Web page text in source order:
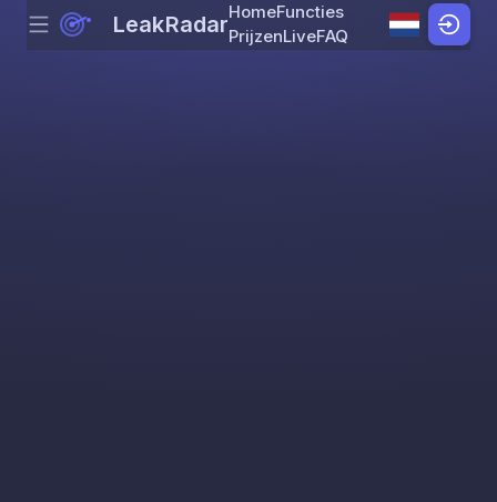
Skip to content
Menu LeakRadarHomeFuncties
PrijzenLiveFAQ